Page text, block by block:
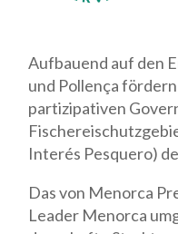
Aufbauend auf den
und Pollença
partizipativen
Interés Pesquero)
Das von Menorca
Leader Menorca